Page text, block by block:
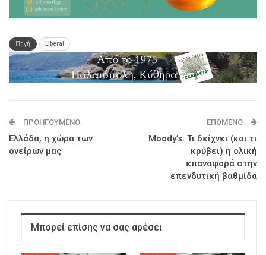
Πηγή Liberal
ΠΡΟΗΓΟΎΜΕΝΟ
Ελλάδα, η χώρα των
ονείρων μας
ΕΠΌΜΕΝΟ
Moody’s: Τι δείχνει (και τι
κρύβει) η ολική
επαναφορά στην
επενδυτική βαθμίδα
Μπορεί επίσης να σας αρέσει